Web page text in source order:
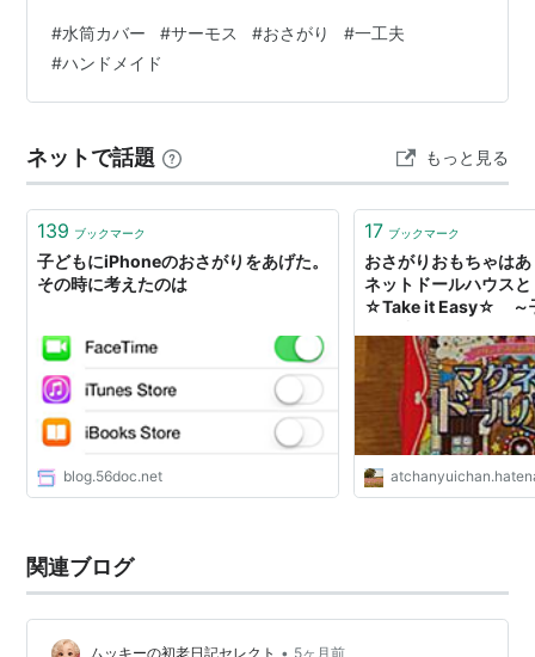
かけ 3年間使ってきたものですが、本体はまだしっかり
していて、そのまま使い続けられています。 妹はお下が
りではありますが、ダイレクト飲みができるこの水筒
ですが、毎日使うものだからこそ、少し整えてあげたい
なと思いました。🍀今あるものを活かし…
#水筒カバー #サーモス #おさがり #一工夫
#ハンドメイド
ネットで話題 もっと見る
139 ブックマーク
子どもにiPhoneのおさがりをあげた。
その時に考えたのは
blog.56doc.net
17 ブックマーク
おさがりおもちゃは
ネットドールハウス
☆Take it Easy☆ ～
関連ブログ
ムッキーの初老日記セレクト • 5ヶ月前